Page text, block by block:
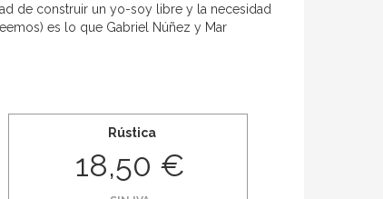
de construir un yo-soy libre y la necesidad
es lo que Gabriel Núñez y Mar
Rústica
18,50 €